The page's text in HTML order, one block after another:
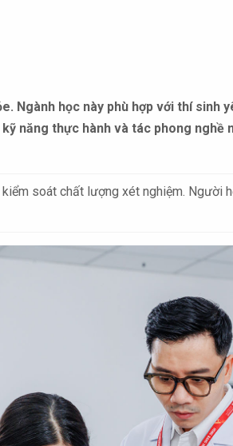
Ngành học này phù hợp với thí sinh
năng thực hành và tác phong nghề
soát chất lượng xét nghiệm. Người